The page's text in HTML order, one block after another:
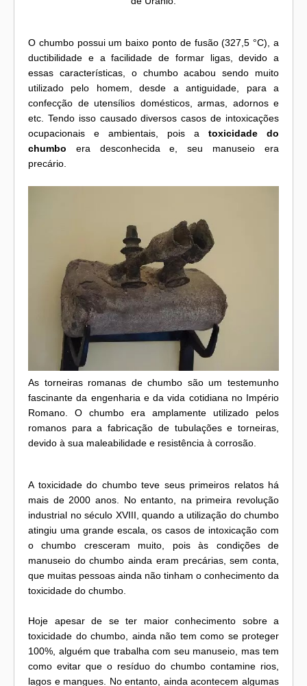
O chumbo possui um baixo ponto de fusão (327,5 °C), a
ductibilidade e a facilidade de formar ligas, devido a
essas características, o chumbo acabou sendo muito
utilizado pelo homem, desde a antiguidade, para a
confecção de utensílios domésticos, armas, adornos e
etc. Tendo isso causado diversos casos de intoxicações
ocupacionais e ambientais, pois a toxicidade do
chumbo era desconhecida e, seu manuseio era
precário.
As torneiras romanas de chumbo são um testemunho
fascinante da engenharia e da vida cotidiana no Império
Romano. O chumbo era amplamente utilizado pelos
romanos para a fabricação de tubulações e torneiras,
devido à sua maleabilidade e resistência à corrosão.
A toxicidade do chumbo teve seus primeiros relatos há
mais de 2000 anos. No entanto, na primeira revolução
industrial no século XVIII, quando a utilização do chumbo
atingiu uma grande escala, os casos de intoxicação com
o chumbo cresceram muito, pois às condições de
manuseio do chumbo ainda eram precárias, sem conta,
que muitas pessoas ainda não tinham o conhecimento da
toxicidade do chumbo.
Hoje apesar de se ter maior conhecimento sobre a
toxicidade do chumbo, ainda não tem como se proteger
100%, alguém que trabalha com seu manuseio, mas tem
como evitar que o resíduo do chumbo contamine rios,
lagos e mangues. No entanto, ainda acontecem algumas